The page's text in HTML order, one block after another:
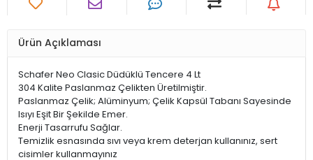
Ürün Açıklaması
Schafer Neo Clasic Düdüklü Tencere 4 Lt
304 Kalite Paslanmaz Çelikten Üretilmiştir.
Paslanmaz Çelik; Alüminyum; Çelik Kapsül Tabanı Sayesinde
Isıyı Eşit Bir Şekilde Emer.
Enerji Tasarrufu Sağlar.
Temizlik esnasında sıvı veya krem deterjan kullanınız, sert
cisimler kullanmayınız